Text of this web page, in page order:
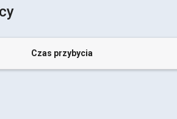
Czas przybycia